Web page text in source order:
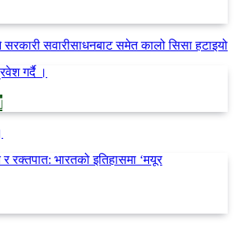
सवारीसाधनबाट समेत कालो सिसा हटाइयो